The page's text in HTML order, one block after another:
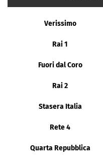
Verissimo
Rai 1
Fuori dal Coro
Rai 2
Stasera Italia
Rete 4
Quarta Repubblica